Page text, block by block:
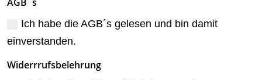
Ich habe die AGB´s gelesen und bin damit
einverstanden.
Widerrrufsbelehrung